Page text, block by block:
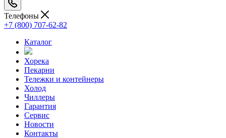
Телефоны
+7 (800) 707-62-82
Каталог
Хорека
Пекарни
Тележки и контейнеры
Холод
Чиллеры
Гарантия
Сервис
Новости
Контакты